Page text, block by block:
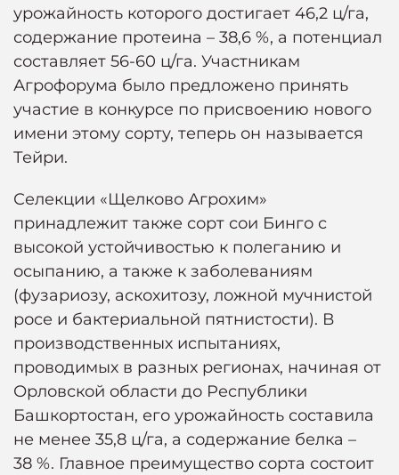
урожайность которого достигает 46,2 ц/га,
содержание протеина – 38,6 %, а потенциал
составляет 56-60 ц/га. Участникам
Агрофорума было предложено принять
участие в конкурсе по присвоению нового
имени этому сорту, теперь он называется
Тейри.
Селекции «Щелково Агрохим»
принадлежит также сорт сои Бинго с
высокой устойчивостью к полеганию и
осыпанию, а также к заболеваниям
(фузариозу, аскохитозу, ложной мучнистой
росе и бактериальной пятнистости). В
производственных испытаниях,
проводимых в разных регионах, начиная от
Орловской области до Республики
Башкортостан, его урожайность составила
не менее 35,8 ц/га, а содержание белка –
38 %. Главное преимущество сорта состоит